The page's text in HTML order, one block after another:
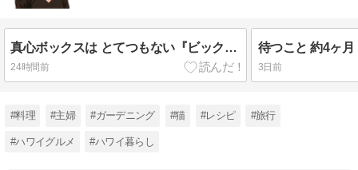
真心ボックスは とてつもない『ビックリ箱』 だった - ブロ友さんとオフ会 その２
24時間前 3日前
#料理 #主婦 #ガーデニング #猫 #レシピ #旅行
#ハワイグルメ #ハワイ暮らし